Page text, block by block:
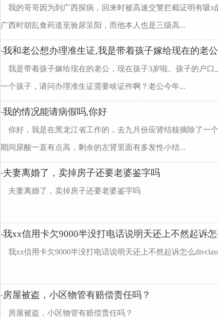
我的哥哥因为到广西探病，回来时被高速交警拦截证明有吸
广西时胡乱食药道至验尿呈阳，而他本人也是三级高...
·我和老公想办理准生证,我是带着孩子嫁给现在的老公
我是带着孩子嫁给现在的老公，现在孩子3岁啦。孩子的户
一个孩子，请问办理准生证需要啥证件啊？老公今年...
·我的情况能请病假吗,你好
你好，我是在黑龙江省工作的，去九月份应肾结核摘除了一
期间尿酸一直有点高，剩余的左肾里面有多发性小结...
·夫妻离婚了，卖掉房子还要老婆鉴字吗
夫妻离婚了，卖掉房子还要老婆鉴字吗
·我xx信用卡欠9000半没打电话说明天还上不然起诉怎
我xx信用卡欠9000半没打电话说明天还上不然起诉怎么
·房屋被盗，小区物管有赔偿责任吗？
房屋被盗，小区物管有赔偿责任吗？